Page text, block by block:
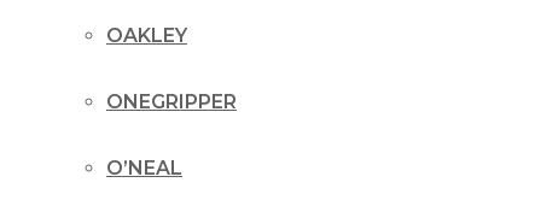
OAKLEY
ONEGRIPPER
O’NEAL